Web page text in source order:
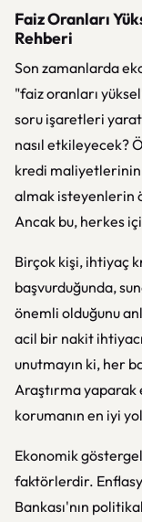
Faiz Oranları
Rehberi
Son zamanlarda
"faiz oranları
soru işaretleri
nasıl etkileyecek?
kredi maliyetlerinin
almak isteyenlerin
Ancak bu, herkes
Birçok kişi, ihtiyaç
başvurduğunda,
önemli olduğunu
acil bir nakit
unutmayın ki, her
Araştırma yaparak
korumanın en iyi
Ekonomik
faktörlerdir.
Bankası'nın